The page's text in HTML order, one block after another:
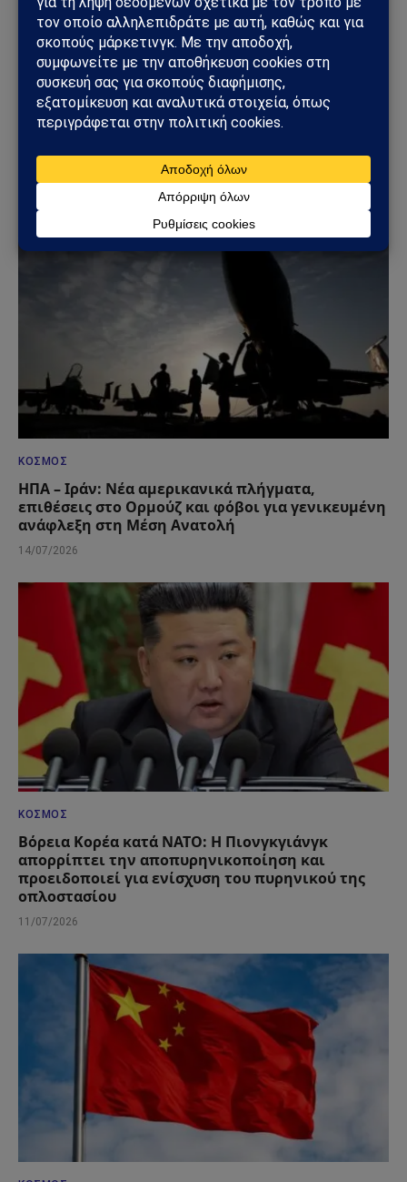
ΚΌΣΜΟΣ
Ουκρανικά drones έπληξαν τη Wildberries: Στόχος
η «καρδιά» της ρωσικής εφοδιαστικής αλυσίδας
ΚΌΣΜΟΣ
ΗΠΑ – Ιράν: Νέα αμερικανικά πλήγματα,
επιθέσεις στο Ορμούζ και φόβοι για γενικευμένη
ανάφλεξη στη Μέση Ανατολή
14/07/2026
ΚΌΣΜΟΣ
Βόρεια Κορέα κατά ΝΑΤΟ: Η Πιονγκγιάνγκ
απορρίπτει την αποπυρηνικοποίηση και
προειδοποιεί για ενίσχυση του πυρηνικού της
οπλοστασίου
11/07/2026